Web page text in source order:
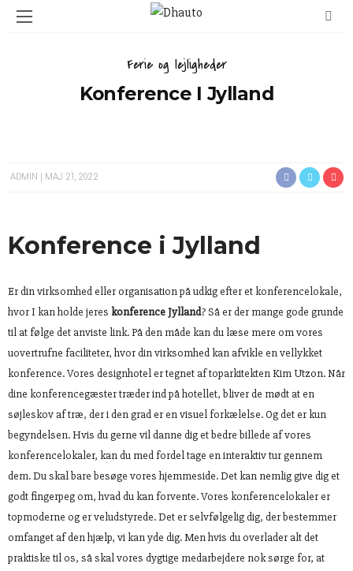
Ferie og lejligheder
Konference I Jylland
ADMIN MAJ 21, 2022
Konference i Jylland
Er din virksomhed eller organisation på udkig efter et konferencelokale,
hvor I kan holde jeres konference Jylland? Så er der mange gode grunde
til at følge det anviste link. På den måde kan du læse mere om vores
uovertrufne faciliteter, hvor din virksomhed kan afvikle en vellykket
konference. Vores designhotel er tegnet af toparkitekten Kim Utzon. Når
dine konferencegæster træder ind på hotellet, bliver de mødt at en
søjleskov af træ, der i den grad er en visuel forkælelse. Og det er kun
begyndelsen. Hvis du gerne vil danne dig et bedre billede af vores
konferencelokaler, kan du med fordel tage en interaktiv tur gennem
dem. Du skal bare besøge vores hjemmeside. Det kan nemlig give dig et
godt fingerpeg om, hvad du kan forvente. Vores konferencelokaler er
topmoderne og er veludstyrede. Det er selvfølgelig dig, der bestemmer
omfanget af den hjælp, vi kan yde dig. Men hvis du overlader alt det
praktiske til os, så skal vores dygtige medarbejdere nok sørge for, at